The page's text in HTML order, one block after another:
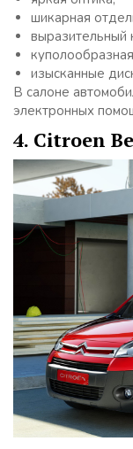
шикарная
выразительный
изысканные
В салоне
электронных
4. Citroen